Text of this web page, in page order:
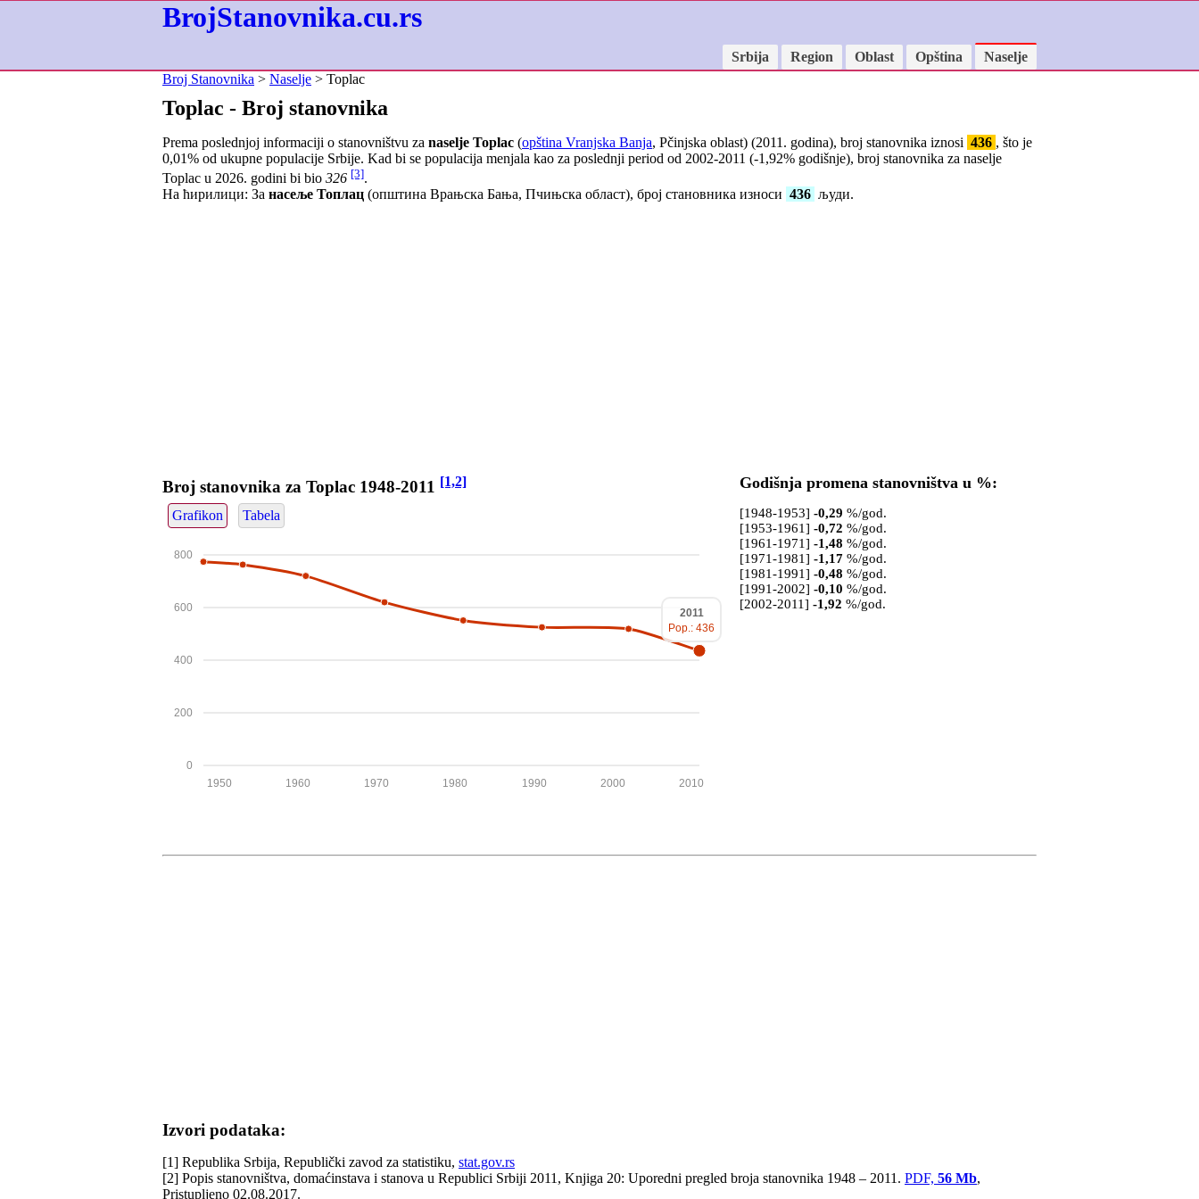
BrojStanovnika.cu.rs
Srbija Region Oblast Opština
Naselje
Broj Stanovnika > Naselje > Toplac
Toplac - Broj stanovnika
Prema poslednjoj informaciji o stanovništvu za naselje Toplac (opština Vranjska Banja, Pčinjska oblast) (2011. godina), broj stanovnika iznosi 436 , što je
0,01% od ukupne populacije Srbije. Kad bi se populacija menjala kao za poslednji period od 2002-2011 (-1,92% godišnje), broj stanovnika za naselje
Toplac u 2026. godini bi bio 326 [3].
На ћирилици: За насеље Топлац (општина Врањска Бања, Пчињска област), број становника износи 436 људи.
Broj stanovnika za Toplac 1948-2011 [1,2]
Grafikon Tabela
0
200
400
600
800
2010
2000
1990
1980
1970
1960
1950
2011
Pop.: 436
Godišnja promena stanovništva u %:
[1948-1953] -0,29 %/god.
[1953-1961] -0,72 %/god.
[1961-1971] -1,48 %/god.
[1971-1981] -1,17%/god.
[1981-1991] -0,48 %/god.
[1991-2002] -0,10 %/god.
[2002-2011] -1,92 %/god.
Izvori podataka:
[1] Republika Srbija, Republički zavod za statistiku, stat.gov.rs
[2] Popis stanovništva, domaćinstava i stanova u Republici Srbiji 2011, Knjiga 20: Uporedni pregled broja stanovnika 1948 – 2011. PDF, 56 Mb,
Pristupljeno 02.08.2017.